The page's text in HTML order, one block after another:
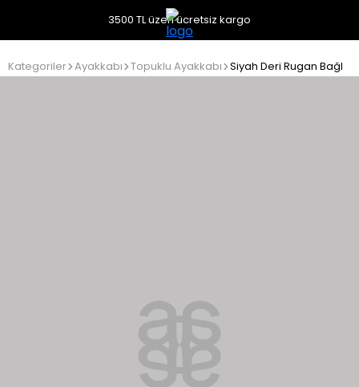
3500 TL üzeri ücretsiz kargo
Kategoriler Ayakkabı Topuklu Ayakkabı Siyah Deri Rugan